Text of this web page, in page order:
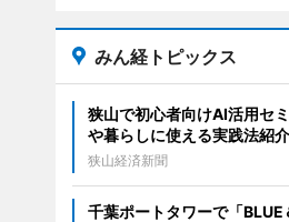
みん経トピックス
狭山で初心者向けAI活用セ
や暮らしに使える実践法紹介
狭山経済新聞
千葉ポートタワーで「BLUE